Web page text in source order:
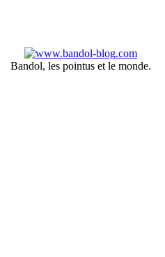
Bandol, les pointus et le monde.